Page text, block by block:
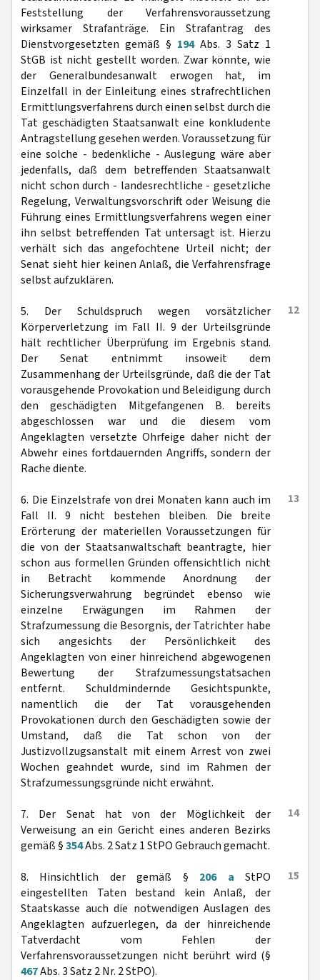
Feststellung der Verfahrensvoraussetzung
wirksamer Strafanträge. Ein Strafantrag des
Dienstvorgesetzten gemäß § 194Abs. 3 Satz 1
StGB ist nicht gestellt worden. Zwar könnte, wie
der Generalbundesanwalt erwogen hat, im
Einzelfall in der Einleitung eines strafrechtlichen
Ermittlungsverfahrens durch einen selbst durch die
Tat geschädigten Staatsanwalt eine konkludente
Antragstellung gesehen werden. Voraussetzung für
eine solche - bedenkliche - Auslegung wäre aber
jedenfalls, daß dem betreffenden Staatsanwalt
nicht schon durch - landesrechtliche - gesetzliche
Regelung, Verwaltungsvorschrift oder Weisung die
Führung eines Ermittlungsverfahrens wegen einer
ihn selbst betreffenden Tat untersagt ist. Hierzu
verhält sich das angefochtene Urteil nicht; der
Senat sieht hier keinen Anlaß, die Verfahrensfrage
selbst aufzuklären.
12
5. Der Schuldspruch wegen vorsätzlicher
Körperverletzung im Fall II. 9 der Urteilsgründe
hält rechtlicher Überprüfung im Ergebnis stand.
Der Senat entnimmt insoweit dem
Zusammenhang der Urteilsgründe, daß die der Tat
vorausgehende Provokation und Beleidigung durch
den geschädigten Mitgefangenen B. bereits
abgeschlossen war und die diesem vom
Angeklagten versetzte Ohrfeige daher nicht der
Abwehr eines fortdauernden Angriffs, sondern der
Rache diente.
13
6. Die Einzelstrafe von drei Monaten kann auch im
Fall II. 9 nicht bestehen bleiben. Die breite
Erörterung der materiellen Voraussetzungen für
die von der Staatsanwaltschaft beantragte, hier
schon aus formellen Gründen offensichtlich nicht
in Betracht kommende Anordnung der
Sicherungsverwahrung begründet ebenso wie
einzelne Erwägungen im Rahmen der
Strafzumessung die Besorgnis, der Tatrichter habe
sich angesichts der Persönlichkeit des
Angeklagten von einer hinreichend abgewogenen
Bewertung der Strafzumessungstatsachen
entfernt. Schuldmindernde Gesichtspunkte,
namentlich die der Tat vorausgehenden
Provokationen durch den Geschädigten sowie der
Umstand, daß die Tat schon von der
Justizvollzugsanstalt mit einem Arrest von zwei
Wochen geahndet wurde, sind im Rahmen der
Strafzumessungsgründe nicht erwähnt.
14
7. Der Senat hat von der Möglichkeit der
Verweisung an ein Gericht eines anderen Bezirks
gemäß §354Abs. 2 Satz 1 StPO Gebrauch gemacht.
15
8. Hinsichtlich der gemäß § 206 a StPO
eingestellten Taten bestand kein Anlaß, der
Staatskasse auch die notwendigen Auslagen des
Angeklagten aufzuerlegen, da der hinreichende
Tatverdacht vom Fehlen der
Verfahrensvoraussetzungen nicht berührt wird (§
467Abs. 3 Satz 2 Nr. 2 StPO).